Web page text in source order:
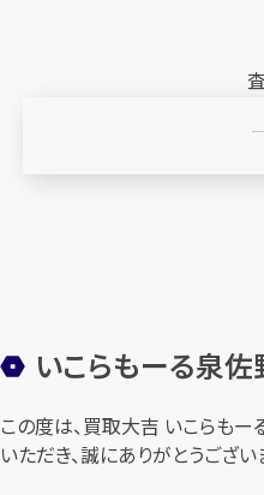
いこらもーる泉
この度は、買取大吉 いこらも
いただき、誠にありがとうござい